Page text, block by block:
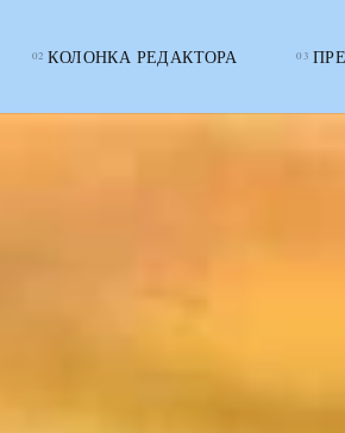
КОЛОНКА РЕДАКТОРА